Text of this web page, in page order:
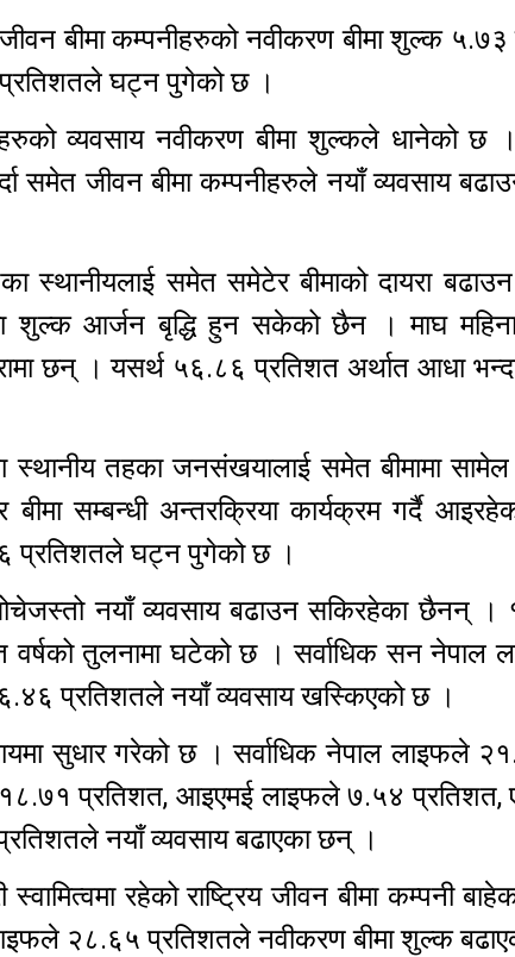
बीमा कम्पनीहरुको नवीकरण बीमा शुल्क ५.७३
घट्न पुगेको छ ।
व्यवसाय नवीकरण बीमा शुल्कले धानेको छ
समेत जीवन बीमा कम्पनीहरुले नयाँ व्यवसाय
स्थानीयलाई समेत समेटेर बीमाको दायरा
शुल्क आर्जन बृद्धि हुन सकेको छैन । माघ
छन् । यसर्थ ५६.८६ प्रतिशत अर्थात आधा
स्थानीय तहका जनसंखयालाई समेत बीमामा सामेल
सम्बन्धी अन्तरक्रिया कार्यक्रम गर्दै
प्रतिशतले घट्न पुगेको छ ।
नयाँ व्यवसाय बढाउन सकिरहेका छैनन् ।
तुलनामा घटेको छ । सर्वाधिक सन नेपाल
प्रतिशतले नयाँ व्यवसाय खस्किएको छ ।
सुधार गरेको छ । सर्वाधिक नेपाल लाइफले
प्रतिशत, आइएमई लाइफले ७.५४ प्रतिशत,
नयाँ व्यवसाय बढाएका छन् ।
रहेको राष्ट्रिय जीवन बीमा कम्पनी
२८.६५ प्रतिशतले नवीकरण बीमा शुल्क